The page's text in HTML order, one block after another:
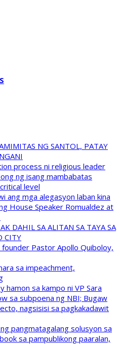
NG SANTOL, PATAY
process ni religious leader
ng isang mambabatas
level
ang mga alegasyon laban kina
House Speaker Romualdez at
DAHIL SA ALITAN SA TAYA SA
CITY
Pastor Apollo Quiboloy,
sa impeachment,
sa kampo ni VP Sara
sa subpoena ng NBI; Bugaw
nagsisisi sa pagkakadawit
pangmatagalang solusyon sa
sa pampublikong paaralan,